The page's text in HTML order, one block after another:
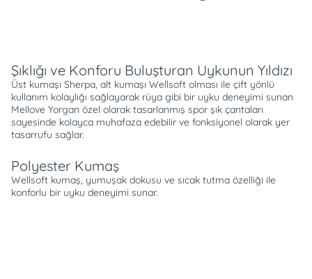
Şıklığı ve Konforu Buluşturan Uykunun Yıldızı
Üst kumaşı Sherpa, alt kumaşı Wellsoft olması ile çift yönlü
kullanım kolaylığı sağlayarak rüya gibi bir uyku deneyimi sunan
Mellove Yorgan özel olarak tasarlanmış spor şık çantaları
sayesinde kolayca muhafaza edebilir ve fonksiyonel olarak yer
tasarrufu sağlar.
Polyester Kumaş
Wellsoft kumaş, yumuşak dokusu ve sıcak tutma özelliği ile
konforlu bir uyku deneyimi sunar.